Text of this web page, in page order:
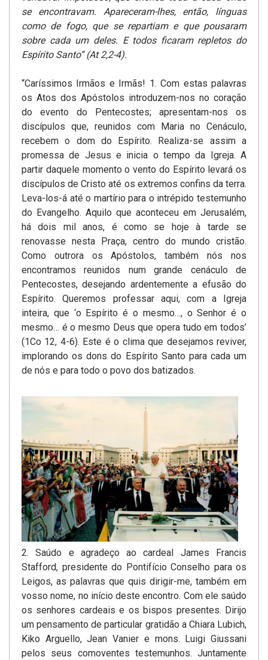
se encontravam. Apareceram-lhes, então, línguas
como de fogo, que se repartiam e que pousaram
sobre cada um deles. E todos ficaram repletos do
Espírito Santo” (At 2,2-4).
“Caríssimos Irmãos e Irmãs! 1. Com estas palavras
os Atos dos Apóstolos introduzem-nos no coração
do evento do Pentecostes; apresentam-nos os
discípulos que, reunidos com Maria no Cenáculo,
recebem o dom do Espírito. Realiza-se assim a
promessa de Jesus e inicia o tempo da Igreja. A
partir daquele momento o vento do Espírito levará os
discípulos de Cristo até os extremos confins da terra.
Leva-los-á até o martírio para o intrépido testemunho
do Evangelho. Aquilo que aconteceu em Jerusalém,
há dois mil anos, é como se hoje à tarde se
renovasse nesta Praça, centro do mundo cristão.
Como outrora os Apóstolos, também nós nos
encontramos reunidos num grande cenáculo de
Pentecostes, desejando ardentemente a efusão do
Espírito. Queremos professar aqui, com a Igreja
inteira, que ‘o Espírito é o mesmo…, o Senhor é o
mesmo… é o mesmo Deus que opera tudo em todos’
(1Co 12, 4-6). Este é o clima que desejamos reviver,
implorando os dons do Espírito Santo para cada um
de nós e para todo o povo dos batizados.
2. Saúdo e agradeço ao cardeal James Francis
Stafford, presidente do Pontifício Conselho para os
Leigos, as palavras que quis dirigir-me, também em
vosso nome, no início deste encontro. Com ele saúdo
os senhores cardeais e os bispos presentes. Dirijo
um pensamento de particular gratidão a Chiara Lubich,
Kiko Arguello, Jean Vanier e mons. Luigi Giussani
pelos seus comoventes testemunhos. Juntamente